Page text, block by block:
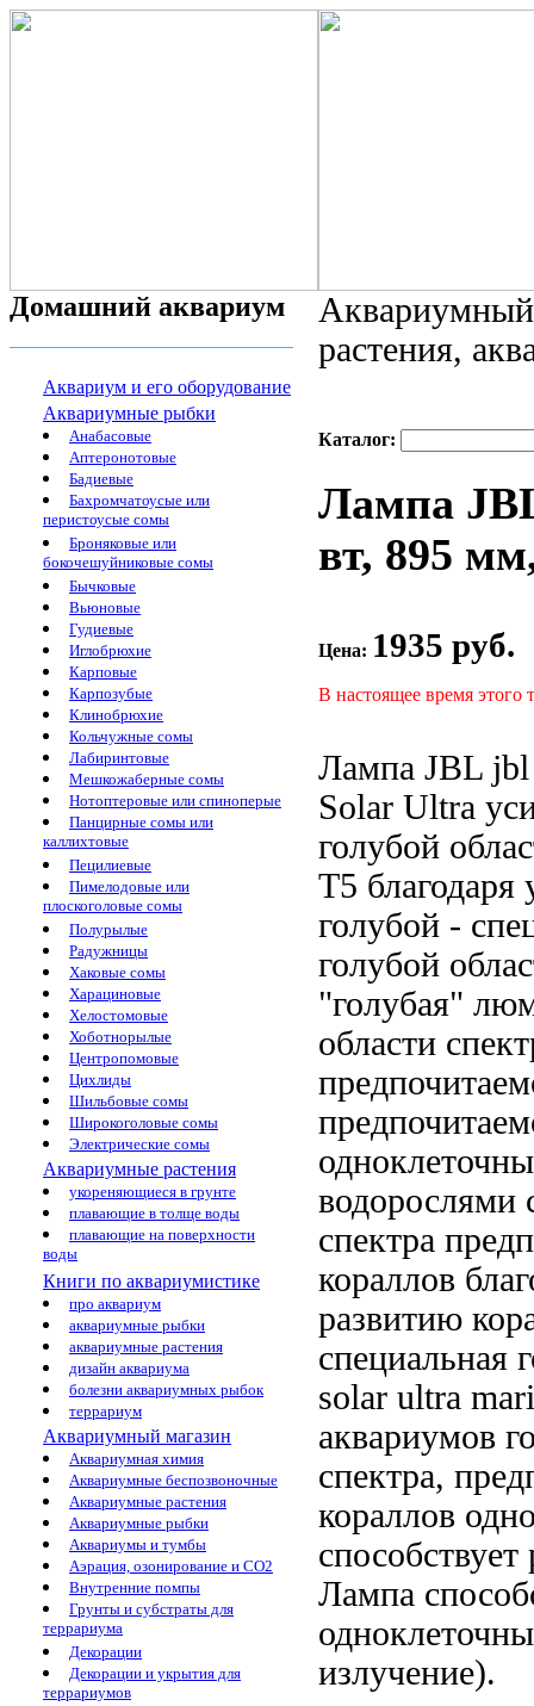
Домашний аквариум
Аквариум и его оборудование
Аквариумные рыбки
Анабасовые
Аптеронотовые
Бадиевые
Бахромчатоусые или
перистоусые сомы
Броняковые или
бокочешуйниковые сомы
Бычковые
Вьюновые
Гудиевые
Иглобрюхие
Карповые
Карпозубые
Клинобрюхие
Кольчужные сомы
Лабиринтовые
Мешкожаберные сомы
Нотоптеровые или спиноперые
Панцирные сомы или
каллихтовые
Пецилиевые
Пимелодовые или
плоскоголовые сомы
Полурылые
Радужницы
Хаковые сомы
Харациновые
Хелостомовые
Хоботнорылые
Центропомовые
Цихлиды
Шильбовые сомы
Широкоголовые сомы
Электрические сомы
Аквариумные растения
укореняющиеся в грунте
плавающие в толще воды
плавающие на поверхности
воды
Книги по аквариумистике
про аквариум
аквариумные рыбки
аквариумные растения
дизайн аквариума
болезни аквариумных рыбок
террариум
Аквариумный магазин
Аквариумная химия
Аквариумные беспозвоночные
Аквариумные растения
Аквариумные рыбки
Аквариумы и тумбы
Аэрация, озонирование и CO2
Внутренние помпы
Грунты и субстраты для
террариума
Декорации
Декорации и укрытия для
террариумов
растения,
Каталог:
Лампа
вт, 895
Цена: 1935 руб.
В настоящее время этого
Лампа JBL jbl
Solar Ultra
голубой
Т5
голубой -
голубой
"голубая"
области
водорослями
спектра
кораллов
развитию
специальная
solar ultra
аквариумов
спектра,
кораллов
Лампа
излучение).